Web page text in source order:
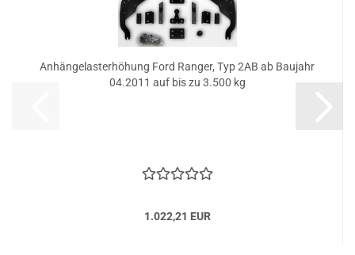
Anhängelasterhöhung Ford Ranger, Typ 2AB ab Baujahr
04.2011 auf bis zu 3.500 kg
1.022,21 EUR